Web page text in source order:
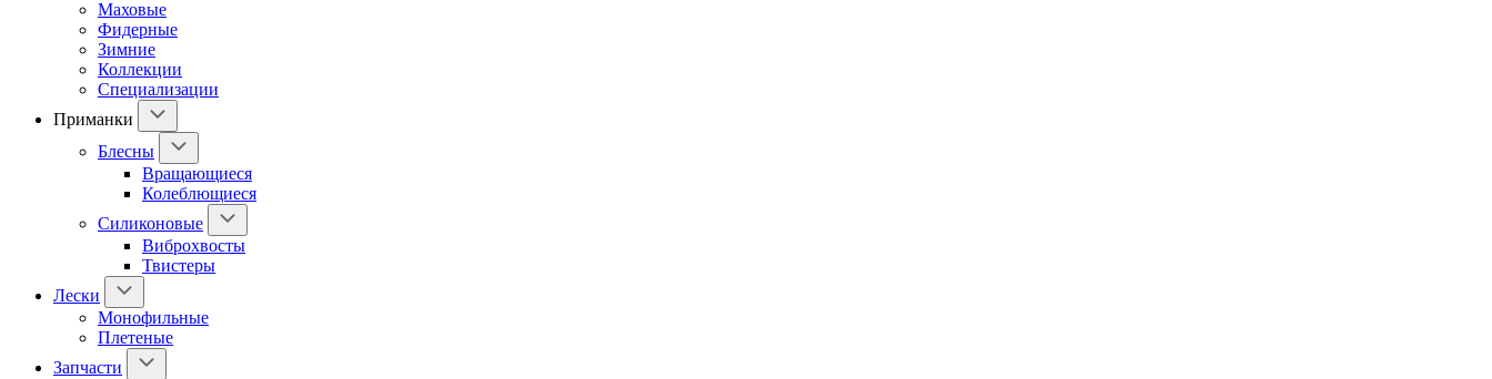
Маховые
Фидерные
Зимние
Коллекции
Специализации
Приманки
Блесны
Вращающиеся
Колеблющиеся
Силиконовые
Виброхвосты
Твистеры
Лески
Монофильные
Плетеные
Запчасти